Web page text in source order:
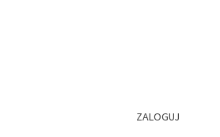
ZALOGUJ